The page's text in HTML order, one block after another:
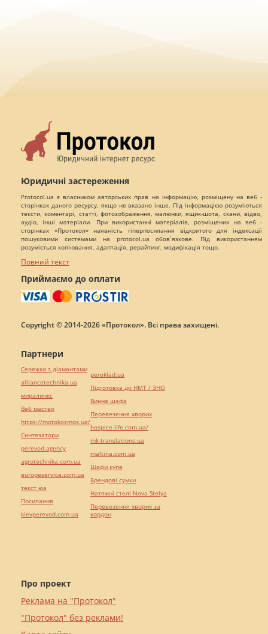
Юридичні застереження
Protocol.ua є власником авторських прав на інформацію, розміщену на веб -
сторінках даного ресурсу, якщо не вказано інше. Під інформацією розуміються
тексти, коментарі, статті, фотозображення, малюнки, ящик-шота, скани, відео,
аудіо, інші матеріали. При використанні матеріалів, розміщених на веб -
сторінках «Протокол» наявність гіперпосилання відкритого для індексації
пошуковими системами на protocol.ua обов`язкове. Під використанням
розуміється копіювання, адаптація, рерайтинг, модифікація тощо.
Повний текст
Приймаємо до оплати
Copyright © 2014-2026 «Протокол». Всі права захищені.
Про проект
Реклама на "Протокол"
"Протокол" без реклами!
Партнери
Сережки з діамантами
alliancetechnika.ua
миралинкс
Веб мастер
https://motokosmos.ua/
Синтезатори
perevod.agency
agrotechnika.com.ua
europeservice.com.ua
текст юа
Посилання
kievperevod.com.ua
pereklad.ua
Підготовка до НМТ / ЗНО
Винна шафа
Перевезення хворих
hospice-life.com.ua/
mk-translations.ua
maltina.com.ua
Шафи купе
Брендові сумки
Натяжні стелі Nova Stelya
Перевезення хворих за
кордон